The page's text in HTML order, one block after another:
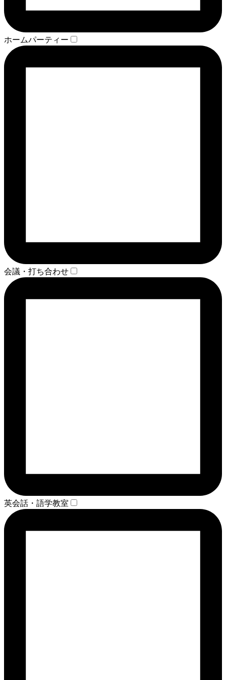
ホームパーティー
会議・打ち合わせ
英会話・語学教室